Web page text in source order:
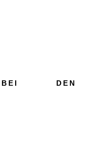
BEI DEN